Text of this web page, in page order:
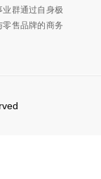
群通过自身极
售品牌的商务